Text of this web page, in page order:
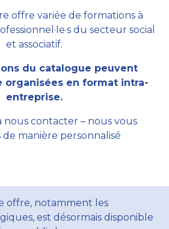
offre variée de formations à
du secteur social
et associatif.
du catalogue peuvent
organisées en format intra-
entreprise.
nous contacter – nous vous
de manière personnalisé
offre, notamment les
est désormais disponible